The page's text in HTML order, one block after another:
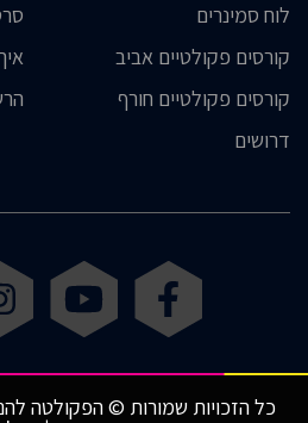
לוח סמינרים
קורסים פקולטיים אביב
קורסים פקולטיים חורף
דרושים
כל הזכויות שמורות © הפקולטה